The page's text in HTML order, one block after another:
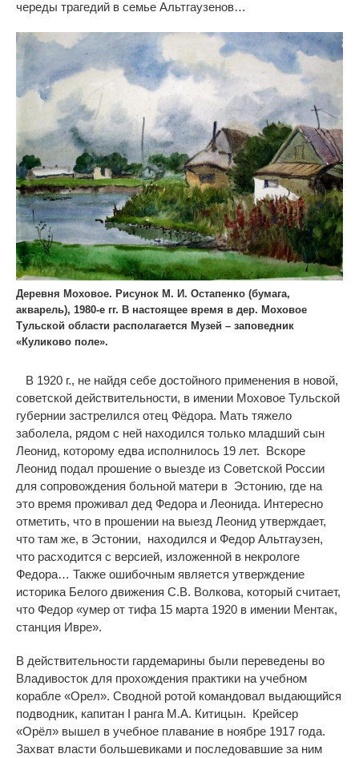
череды трагедий в семье Альтгаузенов…
Деревня Моховое. Рисунок М. И. Остапенко (бумага,
акварель), 1980-е гг. В настоящее время в дер. Моховое
Тульской области располагается Музей – заповедник
«Куликово поле».
В 1920 г., не найдя себе достойного применения в новой,
советской действительности, в имении Моховое Тульской
губернии застрелился отец Фёдора. Мать тяжело
заболела, рядом с ней находился только младший сын
Леонид, которому едва исполнилось 19 лет. Вскоре
Леонид подал прошение о выезде из Советской России
для сопровождения больной матери в Эстонию, где на
это время проживал дед Федора и Леонида. Интересно
отметить, что в прошении на выезд Леонид утверждает,
что там же, в Эстонии, находился и Федор Альтгаузен,
что расходится с версией, изложенной в некрологе
Федора… Также ошибочным является утверждение
историка Белого движения С.В. Волкова, который считает,
что Федор «умер от тифа 15 марта 1920 в имении Ментак,
станция Ивре».
В действительности гардемарины были переведены во
Владивосток для прохождения практики на учебном
корабле «Орел». Сводной ротой командовал выдающийся
подводник, капитан I ранга М.А. Китицын. Крейсер
«Орёл» вышел в учебное плавание в ноябре 1917 года.
Захват власти большевиками и последовавшие за ним